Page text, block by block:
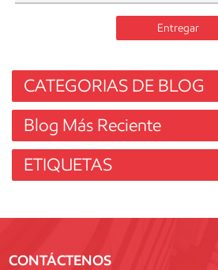
Entregar
CATEGORIAS DE BLOG
Blog Más Reciente
ETIQUETAS
CONTÁCTENOS